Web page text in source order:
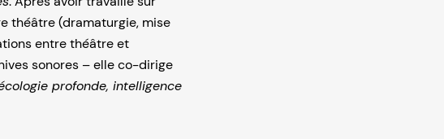
théâtre (dramaturgie, mise
entre théâtre et
sonores – elle co-dirige
profonde, intelligence